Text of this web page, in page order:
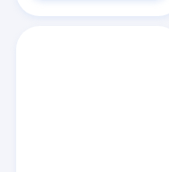
Ijskast Silico